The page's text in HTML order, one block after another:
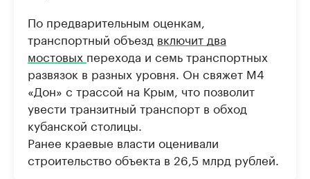
По предварительным оценкам,
транспортный объезд включит два
мостовых перехода и семь транспортных
развязок в разных уровня. Он свяжет М4
«Дон» с трассой на Крым, что позволит
увести транзитный транспорт в обход
кубанской столицы.
Ранее краевые власти оценивали
строительство объекта в 26,5 млрд рублей.